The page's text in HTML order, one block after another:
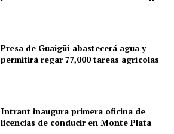
Presa de Guaigüí abastecerá agua y
permitirá regar 77,000 tareas agrícolas
Intrant inaugura primera oficina de
licencias de conducir en Monte Plata